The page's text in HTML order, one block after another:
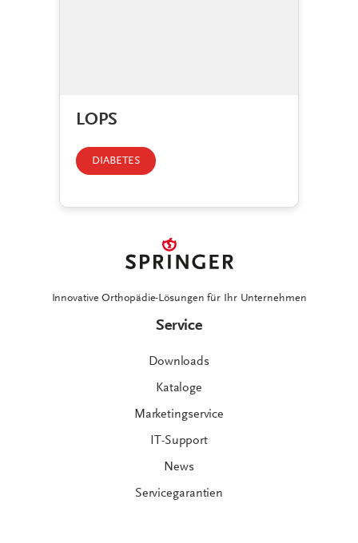
LOPS
DIABETES
Innovative Orthopädie-Lösungen für Ihr Unternehmen
Service
Downloads
Kataloge
Marketingservice
IT-Support
News
Servicegarantien